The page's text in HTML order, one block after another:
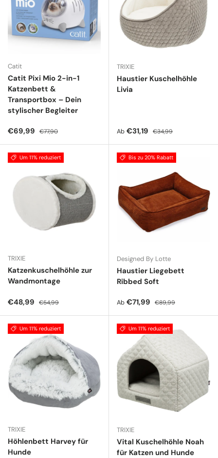
Catit
Catit Pixi Mio 2-in-1
Katzenbett &
Transportbox – Dein
stylischer Begleiter
Verkaufspreis
€69,99 Normaler Preis
€77,90
TRIXIE
Haustier Kuschelhöhle
Livia
Verkaufspreis
Ab €31,19 Normaler Preis
€34,99
Um 11% reduziert
TRIXIE
Katzenkuschelhöhle zur
Wandmontage
Verkaufspreis
€48,99 Normaler Preis
€54,99
Bis zu 20% Rabatt
Designed By Lotte
Haustier Liegebett
Ribbed Soft
Verkaufspreis
Ab €71,99 Normaler Preis
€89,99
Um 11% reduziert
TRIXIE
Höhlenbett Harvey für
Hunde
Um 11% reduziert
TRIXIE
Vital Kuschelhöhle Noah
für Katzen und Hunde